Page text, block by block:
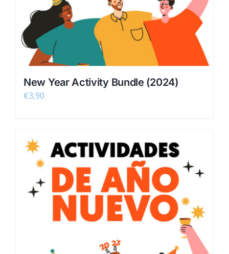
New Year Activity Bundle (2024)
€3,90